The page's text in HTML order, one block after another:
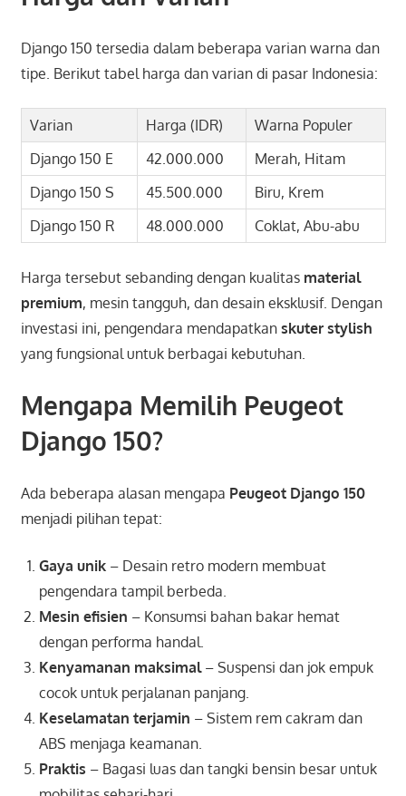
Django 150 tersedia dalam beberapa varian warna dan
tipe. Berikut tabel harga dan varian di pasar Indonesia:
Varian Harga (IDR)
Warna Populer
Django 150 E
42.000.000
Merah, Hitam
Django 150 S
45.500.000
Biru, Krem
Django 150 R
48.000.000 Coklat, Abu-abu
Harga tersebut sebanding dengan kualitas material
premium, mesin tangguh, dan desain eksklusif. Dengan
investasi ini, pengendara mendapatkan skuter stylish
yang fungsional untuk berbagai kebutuhan.
Mengapa Memilih Peugeot
Django 150?
Ada beberapa alasan mengapa Peugeot Django 150
menjadi pilihan tepat:
Gaya unik– Desain retro modern membuat
pengendara tampil berbeda.
Mesin efisien – Konsumsi bahan bakar hemat
dengan performa handal.
Kenyamanan maksimal– Suspensi dan jok empuk
cocok untuk perjalanan panjang.
Keselamatan terjamin – Sistem rem cakram dan
ABS menjaga keamanan.
Praktis – Bagasi luas dan tangki bensin besar untuk